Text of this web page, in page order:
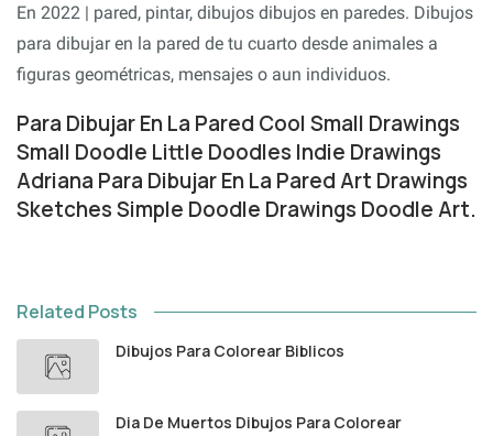
En 2022 | pared, pintar, dibujos dibujos en paredes. Dibujos
para dibujar en la pared de tu cuarto desde animales a
figuras geométricas, mensajes o aun individuos.
Para Dibujar En La Pared Cool Small Drawings
Small Doodle Little Doodles Indie Drawings
Adriana Para Dibujar En La Pared Art Drawings
Sketches Simple Doodle Drawings Doodle Art.
Related Posts
Dibujos Para Colorear Biblicos
Dia De Muertos Dibujos Para Colorear